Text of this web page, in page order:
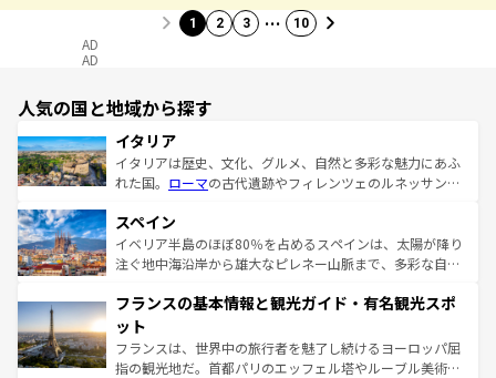
1 2 3 … 10
AD
AD
人気の国と地域から探す
イタリア
イタリアは歴史、文化、グルメ、自然と多彩な魅力にあふ
れた国。 ローマの古代遺跡やフィレンツェのルネッサンス
ろん、トスカーナの美しい田園風景やアマルフィ海岸の絶
景など、自然景観も見逃せない。観光の合間には、本場の
ピザやパスタなど、絶品のイタリア料理を堪能することも
ませてくれるイタリアで、忘れられない旅をしてみよう！
なお、新着のイタリア情報は
しい。
スペイン
イベリア半島のほぼ80％を占めるスペインは、太陽が降り
注ぐ地中海沿岸から雄大なピレネー山脈まで、多彩な自然
文化が根付くこの国では、情熱的なフラメンコ、熱気あふ
れる闘牛、そして美味しいタパスが生活の一部となってい
る。首都マドリードの洗練された雰囲気や、バルセロナの
アートに溢れた街角から、地方では古代ローマ遺跡や中世
フランスの基本情報と観光ガイド・有名観光スポ
ット
フランスは、世界中の旅行者を魅了し続けるヨーロッパ屈
指の観光地だ。首都パリのエッフェル塔やルーブル美術館